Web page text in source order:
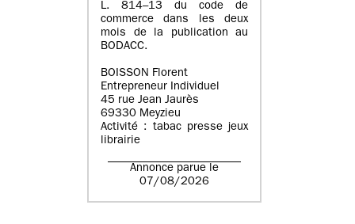
L. 814–13 du code de
commerce dans les deux
mois de la publication au
BODACC.
BOISSON Florent
Entrepreneur Individuel
45 rue Jean Jaurès
69330 Meyzieu
Activité : tabac presse jeux
librairie
Annonce parue le
07/08/2026